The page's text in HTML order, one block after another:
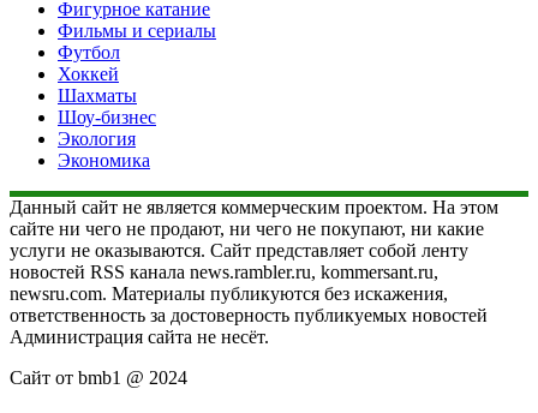
Фигурное катание
Фильмы и сериалы
Футбол
Хоккей
Шахматы
Шоу-бизнес
Экология
Экономика
Данный сайт не является коммерческим проектом. На этом
сайте ни чего не продают, ни чего не покупают, ни какие
услуги не оказываются. Сайт представляет собой ленту
новостей RSS канала news.rambler.ru, kommersant.ru,
newsru.com. Материалы публикуются без искажения,
ответственность за достоверность публикуемых новостей
Администрация сайта не несёт.
Сайт от bmb1 @ 2024